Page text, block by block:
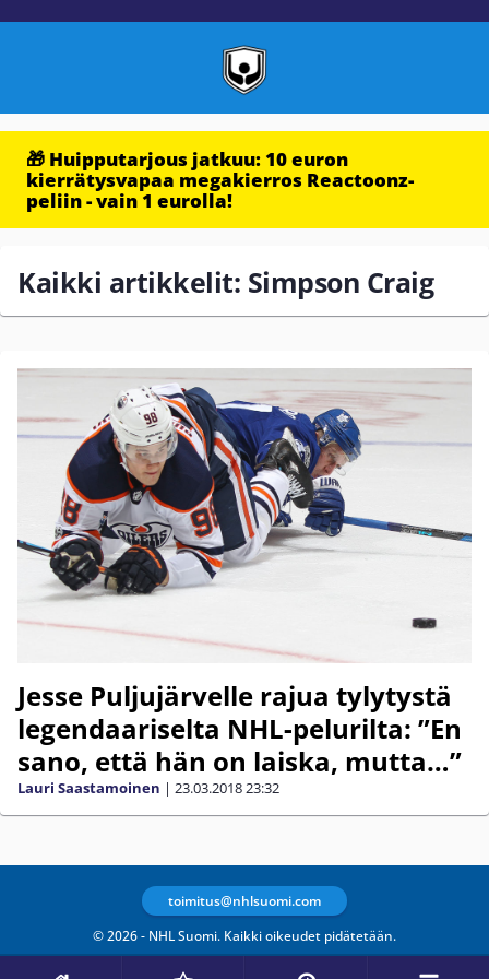
🎁 Huipputarjous jatkuu: 10 euron
kierrätysvapaa megakierros Reactoonz-
peliin - vain 1 eurolla!
Kaikki artikkelit: Simpson Craig
Jesse Puljujärvelle rajua tylytystä
legendaariselta NHL-pelurilta: ”En
sano, että hän on laiska, mutta…”
Lauri Saastamoinen | 23.03.201823:32
© 2026 - NHL Suomi. Kaikki oikeudet pidätetään.
toimitus@nhlsuomi.com